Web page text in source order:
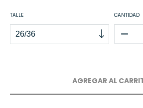
TALLE CANTIDAD